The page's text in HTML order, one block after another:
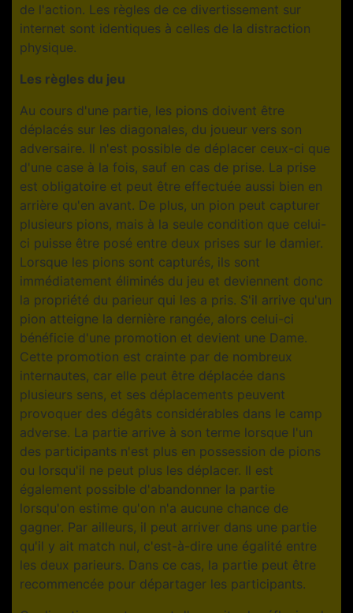
de l'action. Les règles de ce divertissement sur
internet sont identiques à celles de la distraction
physique.
Les règles du jeu
Au cours d'une partie, les pions doivent être
déplacés sur les diagonales, du joueur vers son
adversaire. Il n'est possible de déplacer ceux-ci que
d'une case à la fois, sauf en cas de prise. La prise
est obligatoire et peut être effectuée aussi bien en
arrière qu'en avant. De plus, un pion peut capturer
plusieurs pions, mais à la seule condition que celui-
ci puisse être posé entre deux prises sur le damier.
Lorsque les pions sont capturés, ils sont
immédiatement éliminés du jeu et deviennent donc
la propriété du parieur qui les a pris. S'il arrive qu'un
pion atteigne la dernière rangée, alors celui-ci
bénéficie d'une promotion et devient une Dame.
Cette promotion est crainte par de nombreux
internautes, car elle peut être déplacée dans
plusieurs sens, et ses déplacements peuvent
provoquer des dégâts considérables dans le camp
adverse. La partie arrive à son terme lorsque l'un
des participants n'est plus en possession de pions
ou lorsqu'il ne peut plus les déplacer. Il est
également possible d'abandonner la partie
lorsqu'on estime qu'on n'a aucune chance de
gagner. Par ailleurs, il peut arriver dans une partie
qu'il y ait match nul, c'est-à-dire une égalité entre
les deux parieurs. Dans ce cas, la partie peut être
recommencée pour départager les participants.